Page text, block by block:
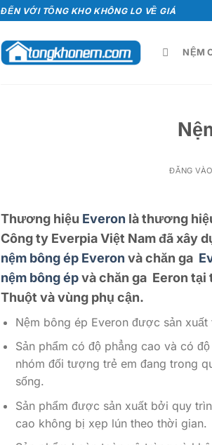
ĐẾN VỚI TỔNG KHO KHÔNG LO VỀ GIÁ
NỆM
ĐĂNG
Thương hiệu Everon là thương
Công ty Everpia Việt Nam đã xây
nệm bông ép Everon và chăn ga
nệm bông épvà chăn ga Eeron
Thuột và vùng phụ cận.
Nệm bông ép Everon được sản
Sản phẩm có độ phẳng cao và có
nhóm đối tượng trẻ em đang trong
sống.
Sản phẩm được sản xuất bởi quy
cao không bị xẹp lún theo thời gian.